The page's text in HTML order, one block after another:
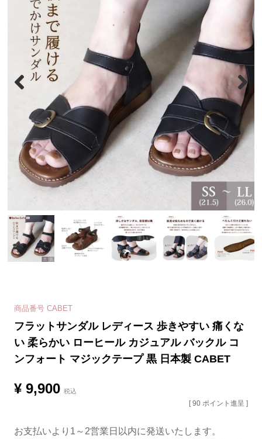
商品番号 CABET
フラットサンダル レディース 歩きやすい 痛くな
い 柔らかい ローヒール カジュアル バックル コ
ンフォート マジックテープ 黒 日本製 CABET
¥ 9,900 税込
[ 90 ポイント進呈 ]
お支払いより1～2営業日以内に発送いたします。